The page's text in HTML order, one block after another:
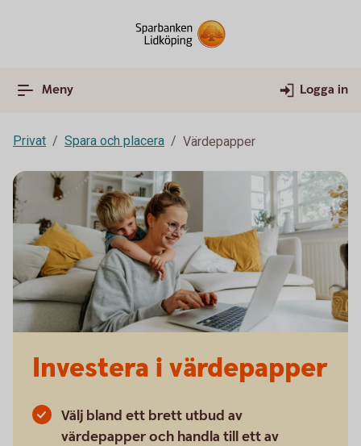
Meny Logga in
Privat Spara och placera Värdepapper
Investera i värdepapper
Välj bland ett brett utbud av
värdepapper och handla till ett av